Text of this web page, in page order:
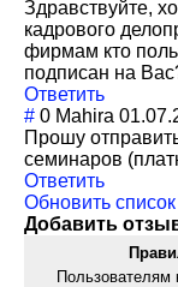
Здравствуйте,
кадрового
фирмам кто
подписан на
Ответить
# 0 Mahira
Прошу
семинаров
Ответить
Обновить
Добавить
Пользователям